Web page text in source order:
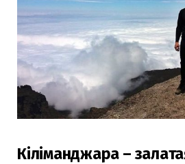
Кіліманджара –